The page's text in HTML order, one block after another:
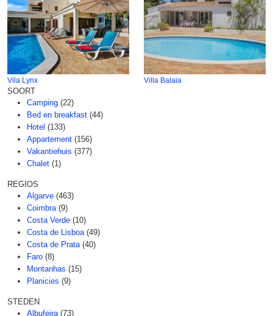
Vila Lynx Villa Balaia
SOORT
Camping (22)
Bed en breakfast (44)
Hotel (133)
Appartement (156)
Vakantiehuis (377)
Chalet (1)
REGIOS
Algarve (463)
Coimbra (9)
Costa Verde (10)
Costa de Lisboa (49)
Costa de Prata (40)
Faro (8)
Montanhas (15)
Planicies (9)
STEDEN
Albufeira (73)